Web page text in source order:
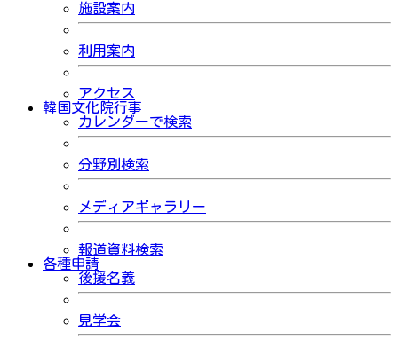
施設案内
利用案内
アクセス
韓国文化院行事
カレンダーで検索
分野別検索
メディアギャラリー
報道資料検索
各種申請
後援名義
見学会